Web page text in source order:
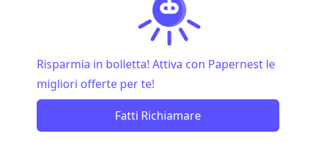
Risparmia in bolletta! Attiva con Papernest le
migliori offerte per te!
Fatti Richiamare